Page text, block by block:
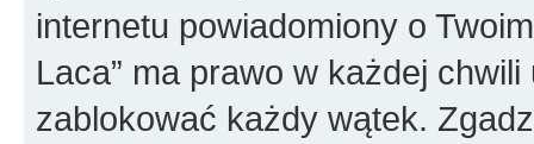
internetu powiadomiony o
Laca” ma prawo w każdej
zablokować każdy wątek.